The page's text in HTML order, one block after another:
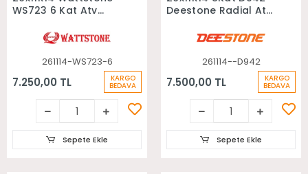
WS723 6 Kat Atv
261114-WS723-6
7.250,00 TL KARGO
BEDAVA
Sepete Ekle
Deestone Radial Atv
261114--D942
7.500,00 TL KARGO
BEDAVA
Sepete Ekle